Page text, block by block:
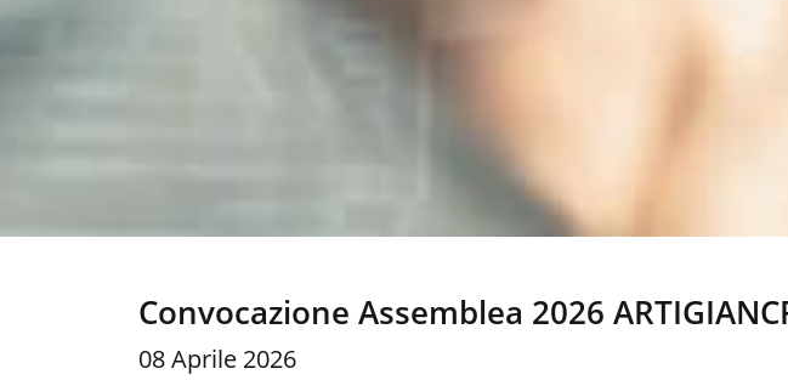
Convocazione Assemblea 2026
08 Aprile 2026